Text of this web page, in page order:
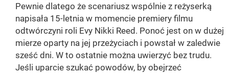
Pewnie dlatego że scenariusz wspólnie z reżyserką
napisała 15-letnia w momencie premiery filmu
odtwórczyni roli Evy Nikki Reed. Ponoć jest on w dużej
mierze oparty na jej przeżyciach i powstał w zaledwie
sześć dni. W to ostatnie można uwierzyć bez trudu.
Jeśli uparcie szukać powodów, by obejrzeć